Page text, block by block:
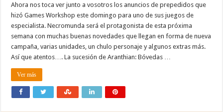
Ahora nos toca ver junto a vosotros los anuncios de prepedidos que
hizó Games Workshop este domingo para uno de sus juegos de
especialista. Necromunda será el protagonista de esta próxima
semana con muchas buenas novedades que llegan en forma de nueva
campaña, varias unidades, un chulo personaje y algunos extras más.
Así que atentos…. La sucesión de Aranthian: Bóvedas …
Ver más